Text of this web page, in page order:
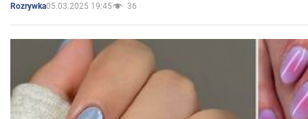
Rozrywka05.03.2025 19:45 36